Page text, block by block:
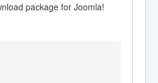
package for Joomla!